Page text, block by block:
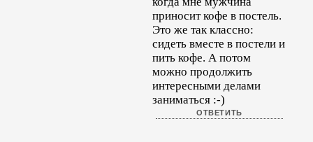
приносит кофе в постель.
Это же так классно:
сидеть вместе в постели и
пить кофе. А потом
можно продолжить
интересными делами
заниматься :-)